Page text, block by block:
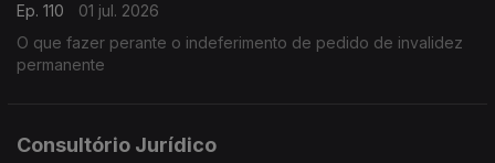
Ep. 110
01 jul. 2026
O que fazer perante o indeferimento de pedido de invalidez
permanente
Consultório Jurídico